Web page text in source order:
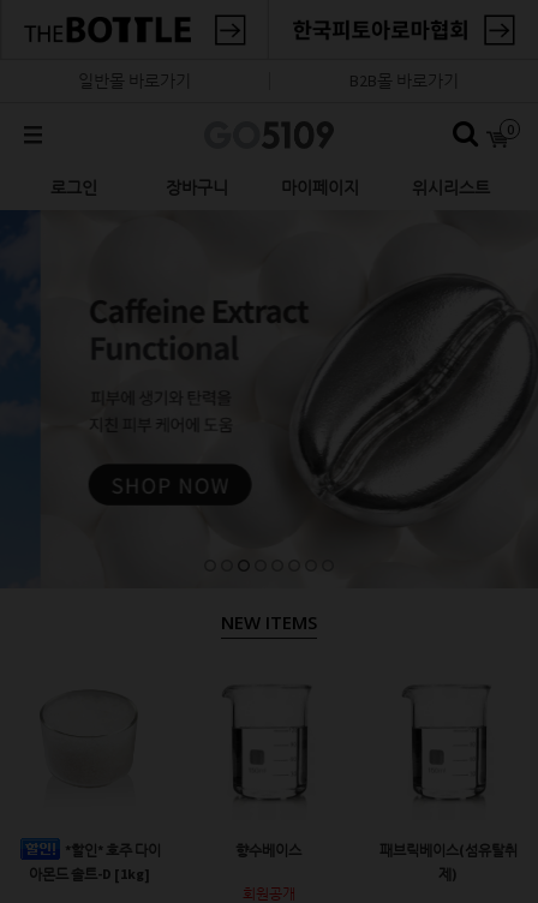
일반몰 바로가기 B2B몰 바로가기
0
로그인 장바구니 마이페이지 위시리스트
NEW ITEMS
*할인* 호주 다이
아몬드 솔트-D [1kg]
향수베이스
회원공개
패브릭베이스(섬유탈취
제)